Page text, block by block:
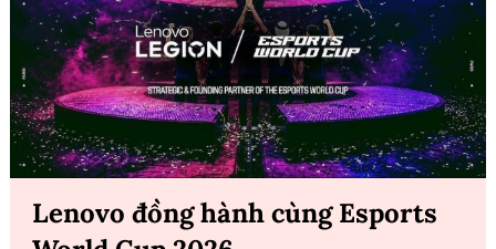
Lenovo đồng hành cùng Esports